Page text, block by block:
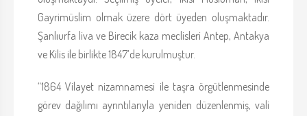
Gayrimüslim olmak üzere dört üyeden oluşmaktadır.
Şanlıurfa liva ve Birecik kaza meclisleri Antep, Antakya
ve Kilis ile birlikte 1847’de kurulmuştur.
“1864 Vilayet nizamnamesi ile taşra örgütlenmesinde
görev dağılımı ayrıntılarıyla yeniden düzenlenmiş, vali